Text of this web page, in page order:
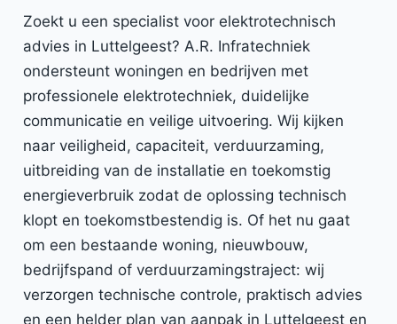
Zoekt u een specialist voor elektrotechnisch
advies in Luttelgeest? A.R. Infratechniek
ondersteunt woningen en bedrijven met
professionele elektrotechniek, duidelijke
communicatie en veilige uitvoering. Wij kijken
naar veiligheid, capaciteit, verduurzaming,
uitbreiding van de installatie en toekomstig
energieverbruik zodat de oplossing technisch
klopt en toekomstbestendig is. Of het nu gaat
om een bestaande woning, nieuwbouw,
bedrijfspand of verduurzamingstraject: wij
verzorgen technische controle, praktisch advies
en een helder plan van aanpak in Luttelgeest en